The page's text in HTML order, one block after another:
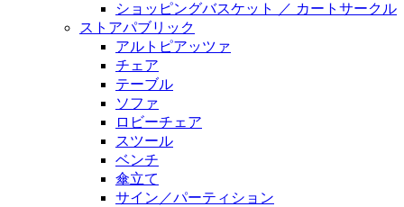
ショッピングバスケット ／ カートサークル
ストアパブリック
アルトピアッツァ
チェア
テーブル
ソファ
ロビーチェア
スツール
ベンチ
傘立て
サイン／パーティション